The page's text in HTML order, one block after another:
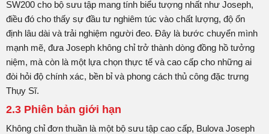
SW200 cho bộ sưu tập mang tính biểu tượng nhất như Joseph,
điều đó cho thấy sự đầu tư nghiêm túc vào chất lượng, độ ổn
định lâu dài và trải nghiệm người đeo. Đây là bước chuyển mình
mạnh mẽ, đưa Joseph không chỉ trở thành dòng đồng hồ tưởng
niệm, mà còn là một lựa chọn thực tế và cao cấp cho những ai
đòi hỏi độ chính xác, bền bỉ và phong cách thủ công đặc trưng
Thụy Sĩ.
2.3 Phiên bản giới hạn
Không chỉ đơn thuần là một bộ sưu tập cao cấp, Bulova Joseph